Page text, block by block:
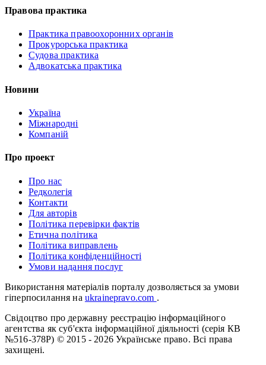
Правова практика
Практика правоохоронних органів
Прокурорська практика
Судова практика
Адвокатська практика
Новини
Україна
Міжнародні
Компаній
Про проект
Про нас
Редколегія
Контакти
Для авторів
Політика перевірки фактів
Етична політика
Політика виправлень
Політика конфіденційності
Умови надання послуг
Використання матеріалів порталу дозволяється за умови
гіперпосилання на ukrainepravo.com .
Свідоцтво про державну реєстрацію інформаційного
агентства як суб'єкта інформаційної діяльності (серія КВ
№516-378Р) © 2015 - 2026 Українське право. Всі права
захищені.